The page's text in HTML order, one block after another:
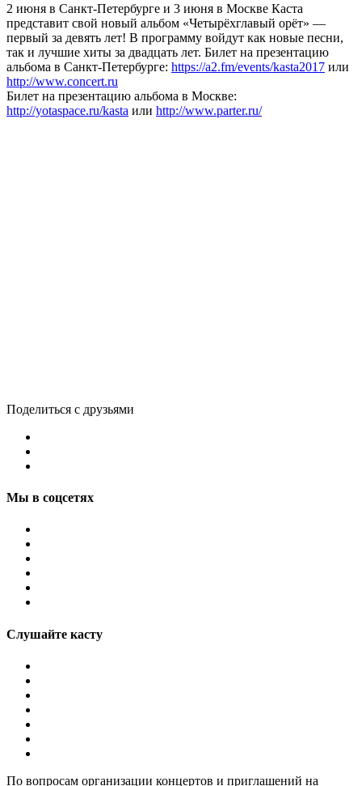
2 июня в Санкт-Петербурге и 3 июня в Москве Каста
представит свой новый альбом «Четырёхглавый орёт» —
первый за девять лет! В программу войдут как новые песни,
так и лучшие хиты за двадцать лет. Билет на презентацию
альбома в Санкт-Петербурге: https://a2.fm/events/kasta2017 или
http://www.concert.ru
Билет на презентацию альбома в Москве:
http://yotaspace.ru/kasta или http://www.parter.ru/
Поделиться с друзьями
Мы в соцсетях
Слушайте касту
По вопросам организации концертов и приглашений на